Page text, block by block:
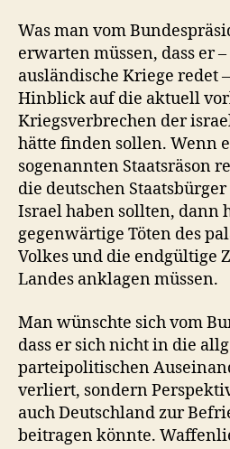
Was man vom
erwarten müssen, dass er
ausländische Kriege redet
Hinblick auf die aktuell
Kriegsverbrechen der
hätte finden sollen. Wenn
sogenannten Staatsräson
die deutschen
Israel haben sollten, dann
gegenwärtige Töten des
Volkes und die endgültige
Landes anklagen müssen.
Man wünschte sich vom
dass er sich nicht in die
parteipolitischen
verliert, sondern
auch Deutschland zur
beitragen könnte.